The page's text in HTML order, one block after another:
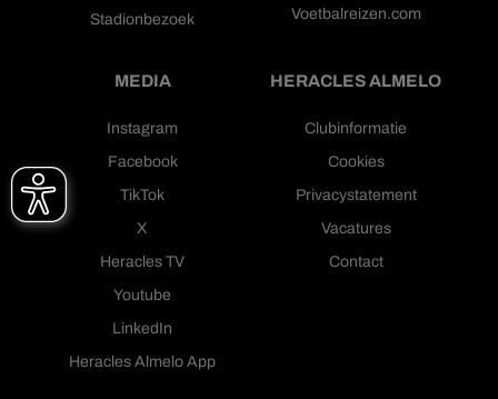
Stadionbezoek
Voetbalreizen.com
MEDIA
Instagram
Facebook
TikTok
X
Heracles TV
Youtube
LinkedIn
Heracles Almelo App
HERACLES ALMELO
Clubinformatie
Cookies
Privacystatement
Vacatures
Contact